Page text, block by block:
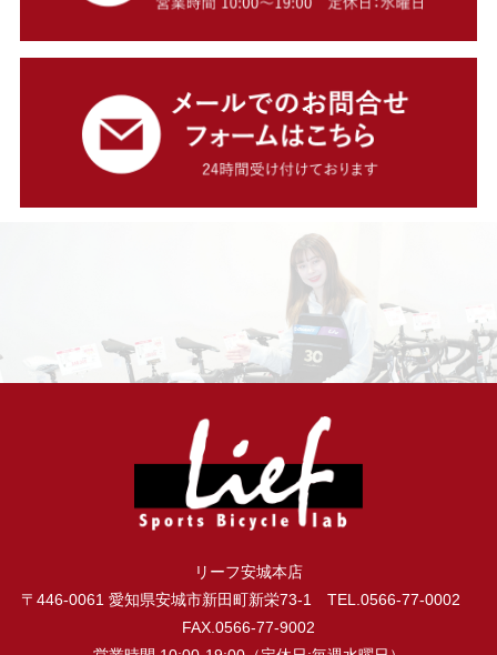
リーフ安城本店
〒446-0061 愛知県安城市新田町新栄73-1 TEL.0566-77-0002
FAX.0566-77-9002